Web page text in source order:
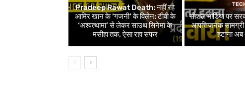
Pradeep Rawat Death: नहीं रहे
आमिर खान के ‘गजनी’ के विलेन: टीवी के
‘अश्वत्थामा’ से लेकर साउथ सिनेमा के
मसीहा तक, ऐसा रहा सफर
सोशल मीडिया पर
आपत्तिजनक
हटाना अब